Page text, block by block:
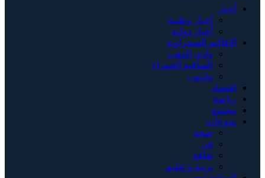
أخبار
أخبار وطنية
أخبار دولية
الاقاليم الصحراوية
وادي الذهب
الساقية الحمراء
وادنون
اقتصاد
رياضة
مجتمع
منوعات
صحة
فن
ثقافة
تربية و تعليم